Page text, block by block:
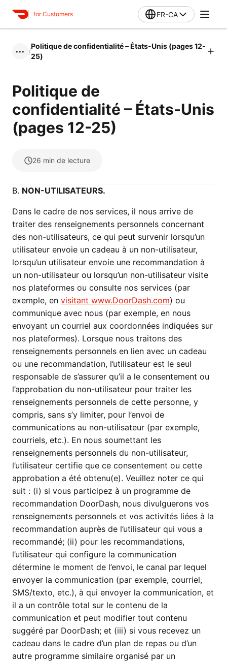
for Customers FR-CA
••• /
Politique de confidentialité – États-Unis (pages 12-
25)
Politique de
confidentialité – États-Unis
(pages 12-25)
26 min de lecture
B. NON-UTILISATEURS.
Dans le cadre de nos services, il nous arrive de
traiter des renseignements personnels concernant
des non-utilisateurs, ce qui peut survenir lorsqu’un
utilisateur envoie un cadeau à un non-utilisateur,
lorsqu’un utilisateur envoie une recommandation à
un non-utilisateur ou lorsqu’un non-utilisateur visite
nos plateformes ou consulte nos services (par
exemple, en visitant www.DoorDash.com) ou
communique avec nous (par exemple, en nous
envoyant un courriel aux coordonnées indiquées sur
nos plateformes). Lorsque nous traitons des
renseignements personnels en lien avec un cadeau
ou une recommandation, l’utilisateur est le seul
responsable de s’assurer qu’il a le consentement ou
l’approbation du non-utilisateur pour traiter les
renseignements personnels de cette personne, y
compris, sans s’y limiter, pour l’envoi de
communications au non-utilisateur (par exemple,
courriels, etc.). En nous soumettant les
renseignements personnels du non-utilisateur,
l’utilisateur certifie que ce consentement ou cette
approbation a été obtenu(e). Veuillez noter ce qui
suit : (i) si vous participez à un programme de
recommandation DoorDash, nous divulguerons vos
renseignements personnels et vos activités liées à la
recommandation auprès de l’utilisateur qui vous a
recommandé; (ii) pour les recommandations,
l’utilisateur qui configure la communication
détermine le moment de l’envoi, le canal par lequel
envoyer la communication (par exemple, courriel,
SMS/texto, etc.), à qui envoyer la communication, et
il a un contrôle total sur le contenu de la
communication et peut modifier tout contenu
suggéré par DoorDash; et (iii) si vous recevez un
cadeau dans le cadre d’un plan de repas ou d’un
autre programme similaire organisé par un